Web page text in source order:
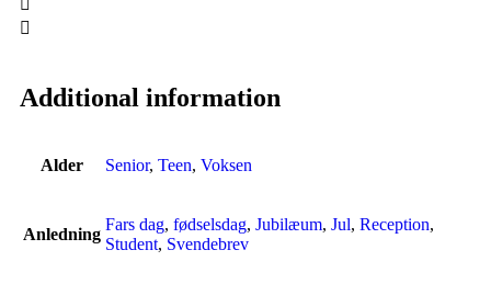
Additional information
Alder Senior, Teen, Voksen
Anledning
Fars dag, fødselsdag, Jubilæum, Jul, Reception,
Student, Svendebrev